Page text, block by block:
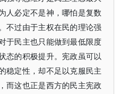
人必定不是神，哪怕是复数
不过由于主权在民的理论强
于民主也只能做到最低限度
态的积极提升。宪政虽可以
稳定性，却不足以克服民主
而这也正是西方的民主宪政